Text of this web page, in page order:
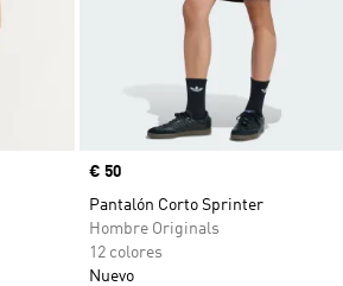
Precio
€ 50
Pantalón Corto Sprinter
Hombre Originals
12 colores
Nuevo